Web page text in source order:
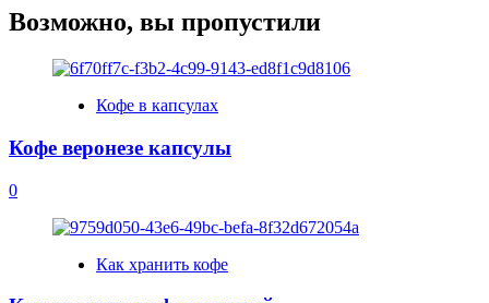
Возможно, вы пропустили
Кофе в капсулах
Кофе веронезе капсулы
0
Как хранить кофе